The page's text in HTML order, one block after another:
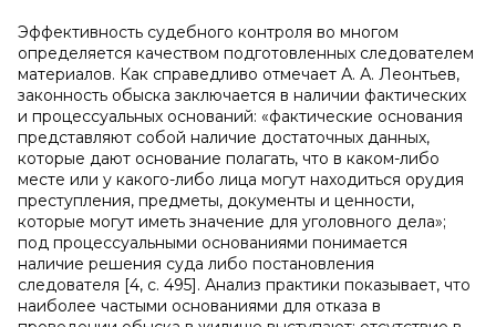
Эффективность судебного контроля во многом
определяется качеством подготовленных следователем
материалов. Как справедливо отмечает А. А. Леонтьев,
законность обыска заключается в наличии фактических
и процессуальных оснований: «фактические основания
представляют собой наличие достаточных данных,
которые дают основание полагать, что в каком-либо
месте или у какого-либо лица могут находиться орудия
преступления, предметы, документы и ценности,
которые могут иметь значение для уголовного дела»;
под процессуальными основаниями понимается
наличие решения суда либо постановления
следователя [4, с. 495]. Анализ практики показывает, что
наиболее частыми основаниями для отказа в